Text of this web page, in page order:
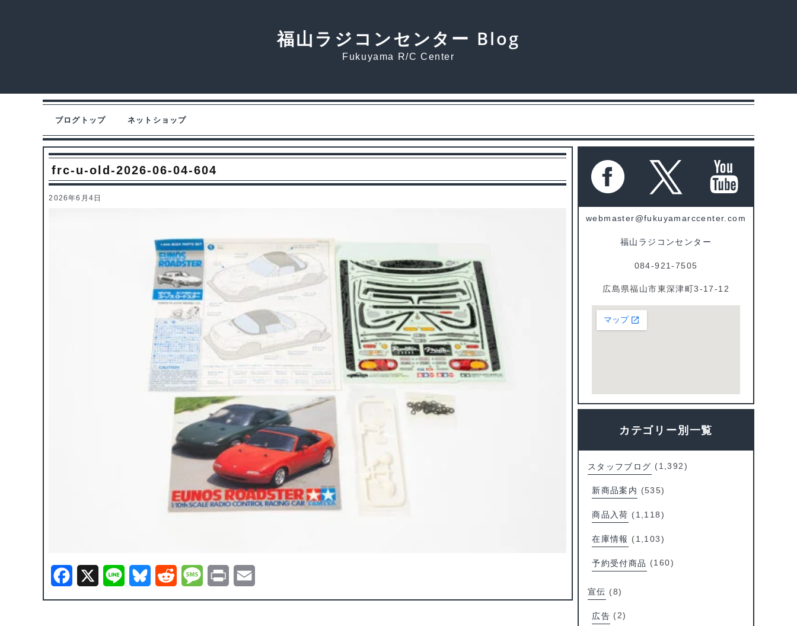
福山ラジコンセンター Blog
Fukuyama R/C Center
ブログトップ ネットショップ
frc-u-old-2026-06-04-604
2026年6月4日
X B R M P
webmaster@fukuyamarccenter.com
福山ラジコンセンター
084-921-7505
広島県福山市東深津町3-17-12
カテゴリー別一覧
スタッフブログ (1,392)
新商品案内 (535)
商品入荷 (1,118)
在庫情報 (1,103)
予約受付商品 (160)
宣伝 (8)
広告 (2)